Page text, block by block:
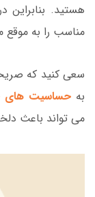
هستید. بنابراین
مناسب را به موقع
سعی کنید که
به حساسیت های
می تواند باعث